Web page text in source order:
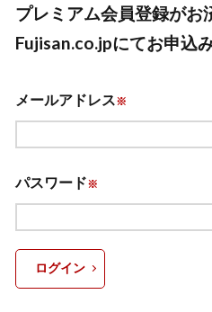
プレミアム会員登録がお
Fujisan.co.jpにてお申込
メールアドレス ※
パスワード※
ログイン